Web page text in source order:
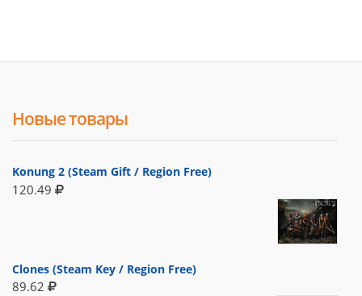
Новые товары
Konung 2 (Steam Gift / Region Free)
120.49
Clones (Steam Key / Region Free)
89.62